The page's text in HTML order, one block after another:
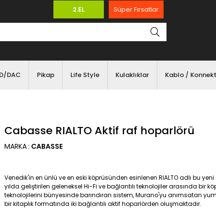
2.EL Süper Fırsatlar
DAC Pikap Life Style Kulaklıklar Kablo /
Cabasse RIALTO Aktif raf hoparlörü
MARKA: CABASSE
Venedik'in en ünlü ve en eski köprüsünden esinlenen RIALTO adlı bu
yılda geliştirilen geleneksel Hi-Fi ve bağlantılı teknolojiler arasında bir
teknolojilerini bünyesinde barındıran sistem, Murano'yu anımsatan
bir kitaplık formatında iki bağlantılı aktif hoparlörden oluşmaktadır.